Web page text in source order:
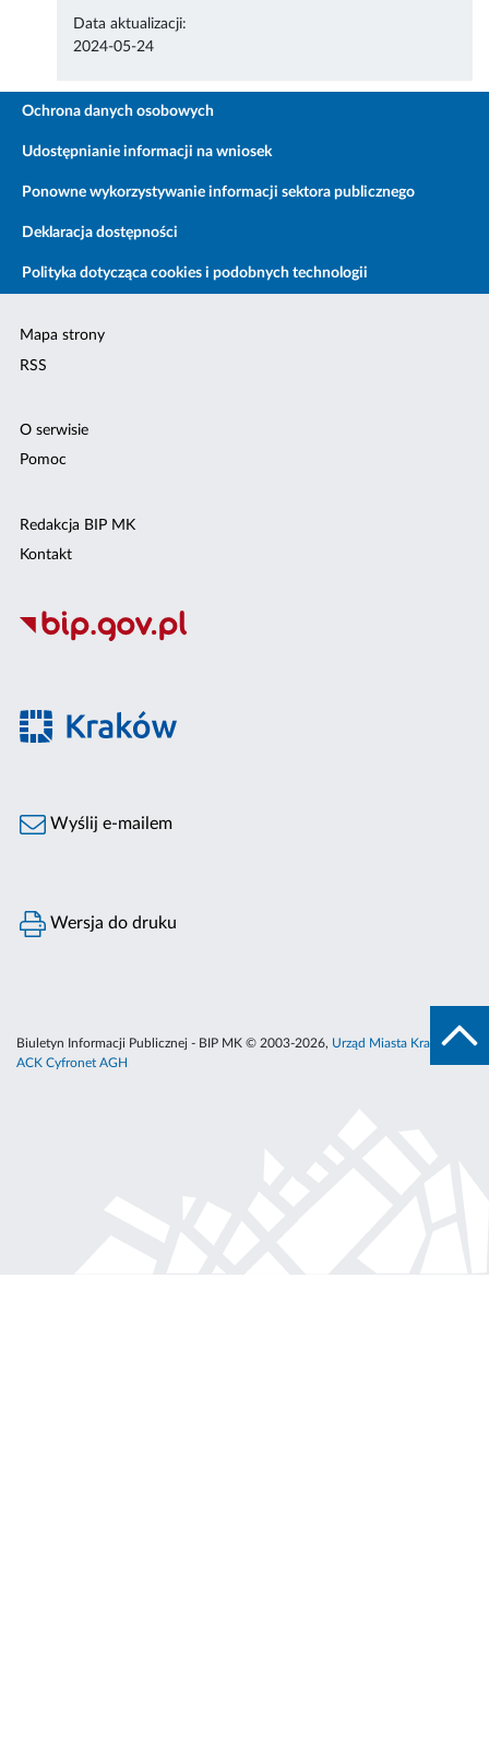
Data aktualizacji:
2024-05-24
Ochrona danych osobowych
Udostępnianie informacji na wniosek
Ponowne wykorzystywanie informacji sektora publicznego
Deklaracja dostępności
Polityka dotycząca cookies i podobnych technologii
Mapa strony
RSS
O serwisie
Pomoc
Redakcja BIP MK
Kontakt
Wyślij e-mailem
Wersja do druku
Biuletyn Informacji Publicznej - BIP MK © 2003-2026, Urząd Miasta Krakowa
ACK Cyfronet AGH